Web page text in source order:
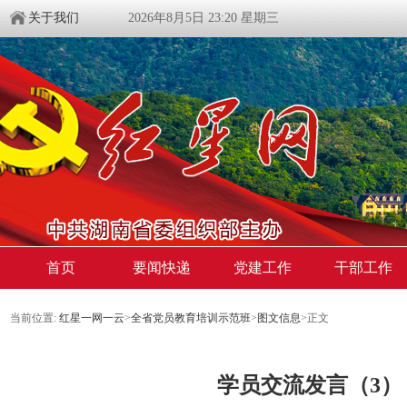
关于我们 2026年8月5日 23:20 星期三
首页 要闻快递 党建工作 干部工作
当前位置: 红星一网一云>全省党员教育培训示范班> 图文信息>正文
学员交流发言（3）